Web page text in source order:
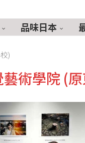
品味日本
)
術學院 (